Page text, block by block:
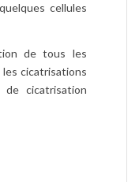
cellules
de tous les
les cicatrisations
de cicatrisation